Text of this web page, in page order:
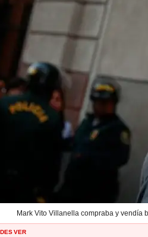
Mark Vito Villanella compraba y vendía
VER